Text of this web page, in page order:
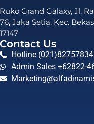
Ruko Grand Galaxy, Jl.
76, Jaka Setia, Kec.
17147
Contact Us
Hotline (021)82757834
Admin Sales +62822-